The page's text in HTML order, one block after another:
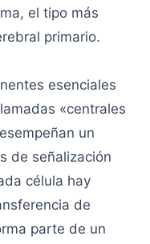
el tipo más
primario.
esenciales
«centrales
un
de señalización
célula hay
de
parte de un